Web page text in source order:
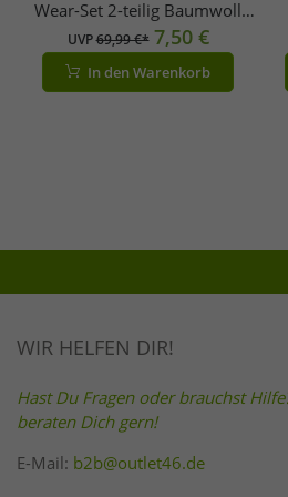
Wear-Set 2-teilig Baumwoll
Half-Zip-Pullover &
Jogginghose mit Logo-
Schriftzug AF72 Schwarz
UVP69,99 €* 7,50 €
In den Warenkorb
WIR HELFEN DIR!
Hast Du Fragen oder brauchst
beraten Dich gern!
E-Mail: b2b@outlet46.de